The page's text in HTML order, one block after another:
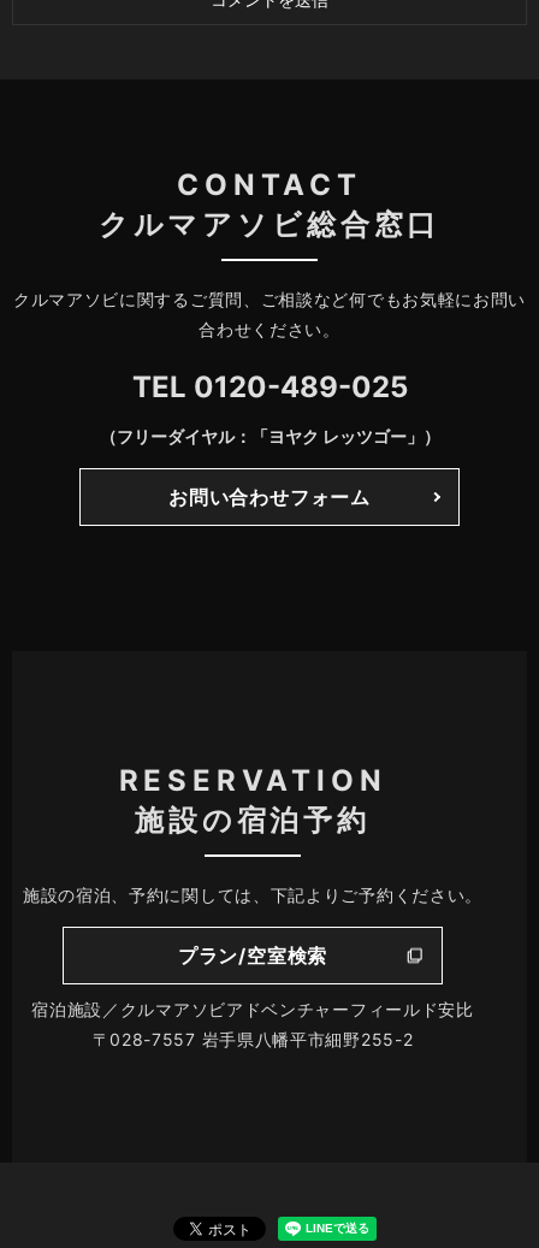
CONTACT
クルマアソビ総合窓口
クルマアソビに関するご質問、ご相談など何でもお気軽にお問い
合わせください。
TEL 0120-489-025
（フリーダイヤル：「ヨヤク レッツゴー」）
お問い合わせフォーム
RESERVATION
施設の宿泊予約
施設の宿泊、予約に関しては、下記よりご予約ください。
プラン/空室検索
宿泊施設／クルマアソビアドベンチャーフィールド安比
〒028-7557 岩手県八幡平市細野255-2